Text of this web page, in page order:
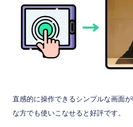
直感的に操作できるシンプルな画面
な方でも使いこなせると好評です。